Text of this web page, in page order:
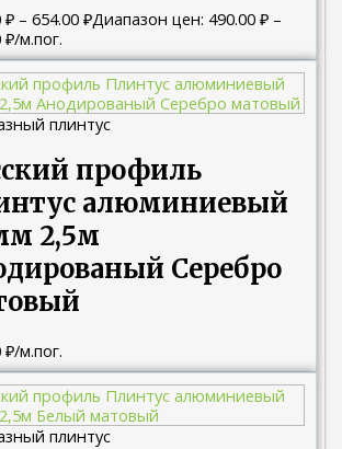
₽ – 654.00₽Диапазон цен: 490.00 ₽ –
₽/м.пог.
плинтус
профиль
алюминиевый
2,5м
Серебро
₽/м.пог.
плинтус